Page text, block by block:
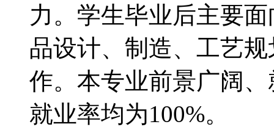
力。学生毕业后主要
品设计、制造、工艺
作。本专业前景广阔
就业率均为100%。